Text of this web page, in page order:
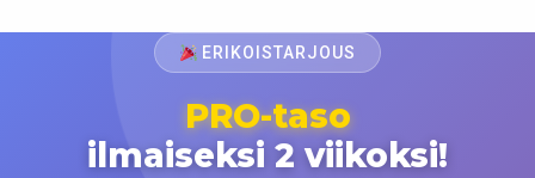
ERIKOISTARJOUS
PRO-taso
ilmaiseksi 2 viikoksi!